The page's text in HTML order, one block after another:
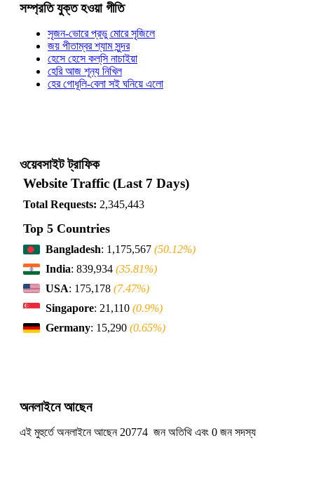
সম্প্রতি যুক্ত হওয়া গীতি
সৃজন-ভোরে প্রভু মোরে সৃজিলে
জয় পীতাম্বর শ্যাম সুন্দর
হেসে হেসে কল্‌সি নাচাইয়া
হেরি আজ শূন্য নিখিল
হের গোধূলি-বেলা সই ঘনিয়ে এলো
ওয়েবসাইট ট্রাফিক
Website Traffic (Last 7 Days)
Total Requests: 2,345,443
Top 5 Countries
Bangladesh: 1,175,567 (50.12%)
India: 839,934 (35.81%)
USA: 175,178 (7.47%)
Singapore: 21,110 (0.9%)
Germany: 15,290 (0.65%)
অনলাইনে আছেন
এই মুহুর্তে অনলাইনে আছেন 20774 জন অতিথি এবং 0 জন সদস্য